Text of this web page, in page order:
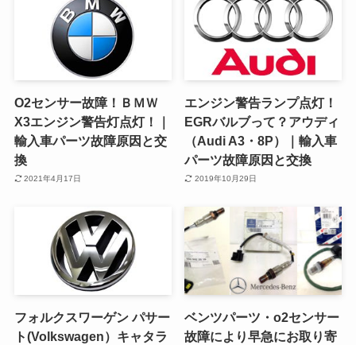
O2センサー故障！ＢＭＷ
X3エンジン警告灯点灯！｜
輸入車パーツ故障原因と交
換
2021年4月17日
エンジン警告ランプ点灯！
EGRバルブって？アウディ
（Audi A3・8P）｜輸入車
パーツ故障原因と交換
2019年10月29日
フォルクスワーゲン パサー
ト(Volkswagen）キャタラ
ベンツパーツ・o2センサー
故障により早急にお取り寄